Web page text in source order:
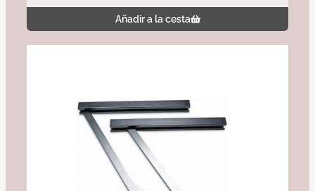
Añadir a la cesta